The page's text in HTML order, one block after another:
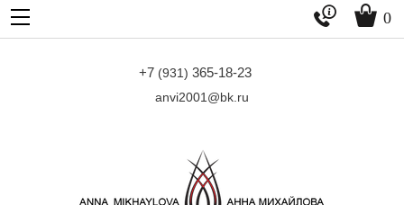
+7 (931) 365-18-23
anvi2001@bk.ru
  0